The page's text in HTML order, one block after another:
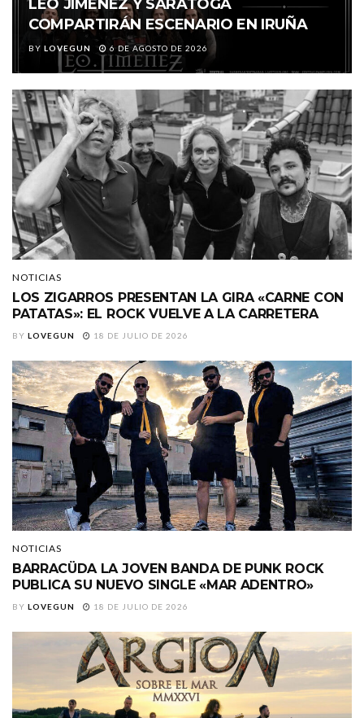
LEO JIMÉNEZ Y SARATOGA
COMPARTIRÁN ESCENARIO EN IRUÑA
BY LOVEGUN 6 DE AGOSTO DE 2026
NOTICIAS
LOS ZIGARROS PRESENTAN LA GIRA «CARNE CON
PATATAS»: EL ROCK VUELVE A LA CARRETERA
BY LOVEGUN 18 DE JULIO DE 2026
NOTICIAS
BARRACÜDA LA JOVEN BANDA DE PUNK ROCK
PUBLICA SU NUEVO SINGLE «MAR ADENTRO»
BY LOVEGUN 18 DE JULIO DE 2026